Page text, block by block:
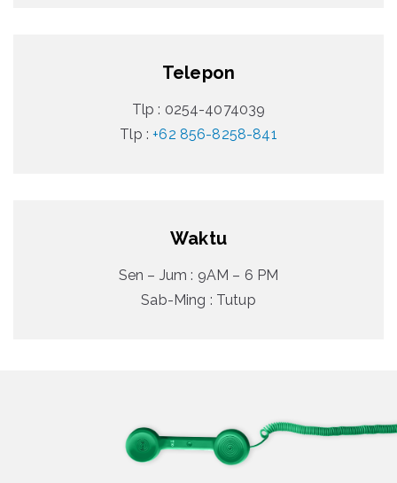
Telepon
Tlp : 0254-4074039
Tlp :+62 856-8258-841
Waktu
Sen – Jum : 9AM – 6 PM
Sab-Ming : Tutup